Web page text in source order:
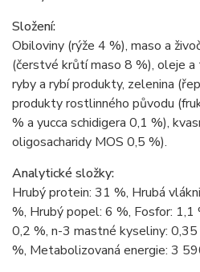
Složení:
Obiloviny (rýže 4 %), maso a
(čerstvé krůtí maso 8 %), oleje
ryby a rybí produkty, zelenina
produkty rostlinného původu
% a yucca schidigera 0,1 %),
oligosacharidy MOS 0,5 %).
Analytické složky:
Hrubý protein: 31 %, Hrubá
%, Hrubý popel: 6 %, Fosfor: 1,1
0,2 %, n-3 mastné kyseliny:
%, Metabolizovaná energie: 3